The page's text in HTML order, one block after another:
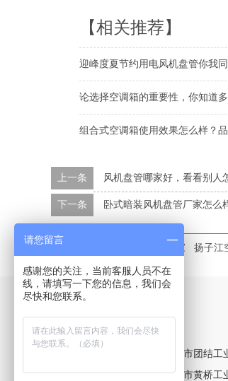
【相关推荐】
迎峰度夏节约用电风机盘管你我
论选择空调箱的重要性，你知道
组合式空调箱使用效果怎么样？
上一条 风机盘管哪家好，看看别人
下一条 卧式暗装风机盘管厂家怎么
本文标签： 组合式空调箱厂家 扬子江
扬子江空调集团有限公司
靖江生产区：江苏省靖江市团结工
黄桥生产区：江苏省泰兴市黄桥工
请您留言
感谢您的关注，当前客服人员不在
线，请填写一下您的信息，我们会
尽快和您联系。